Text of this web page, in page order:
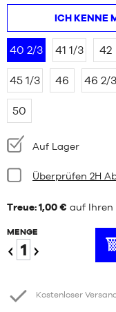
ICH KENNE
40 2/3 41 1/3 42
45 1/3 46 46 2/3
50
Verfügbarkeit:
Auf Lager
Bedingung:
Neun
Überprüfen 2H
Treue: 1,00 € auf Ihren
MENGE
Kostenloser